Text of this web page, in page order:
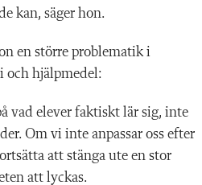
kan, säger hon.
en större problematik i
och hjälpmedel:
å vad elever faktiskt lär sig, inte
Om vi inte anpassar oss efter
ätta att stänga ute en stor
att lyckas.